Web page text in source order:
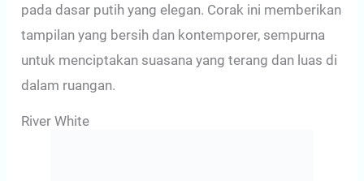
pada dasar putih yang elegan. Corak ini memberikan
tampilan yang bersih dan kontemporer, sempurna
untuk menciptakan suasana yang terang dan luas di
dalam ruangan.
River White